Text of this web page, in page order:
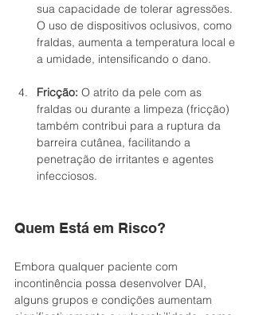
sua capacidade de tolerar agressões.
O uso de dispositivos oclusivos, como
fraldas, aumenta a temperatura local e
a umidade, intensificando o dano.
Fricção: O atrito da pele com as
fraldas ou durante a limpeza (fricção)
também contribui para a ruptura da
barreira cutânea, facilitando a
penetração de irritantes e agentes
infecciosos.
Quem Está em Risco?
Embora qualquer paciente com
incontinência possa desenvolver DAI,
alguns grupos e condições aumentam